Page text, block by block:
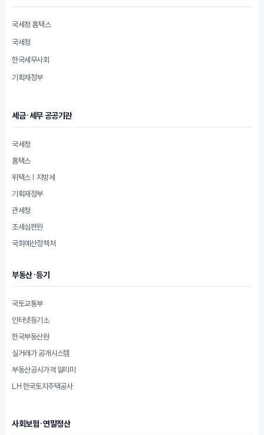
국세청 홈택스
국세청
한국세무사회
기획재정부
세금·세무 공공기관
국세청
홈택스
위택스 | 지방세
기획재정부
관세청
조세심판원
국회예산정책처
부동산·등기
국토교통부
인터넷등기소
한국부동산원
실거래가 공개시스템
부동산공시가격 알리미
LH 한국토지주택공사
사회보험·연말정산